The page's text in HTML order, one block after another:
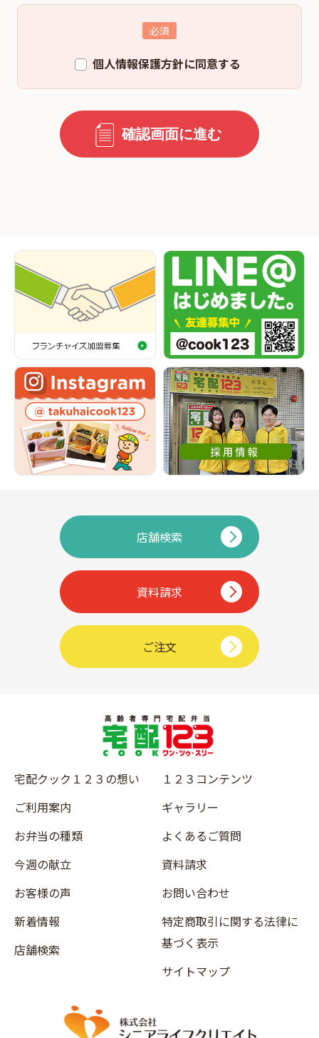
個人情報保護方針に同意する
確認画面に進む
店舗検索
資料請求
ご注文
宅配クック１２３の想い
ご利用案内
お弁当の種類
今週の献立
お客様の声
新着情報
店舗検索
１２３コンテンツ
ギャラリー
よくあるご質問
資料請求
お問い合わせ
特定商取引に関する法律に
基づく表示
サイトマップ